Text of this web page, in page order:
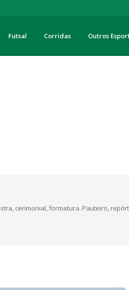
Futsal Corridas Outros
cerimonial, formatura. Pauteiro,